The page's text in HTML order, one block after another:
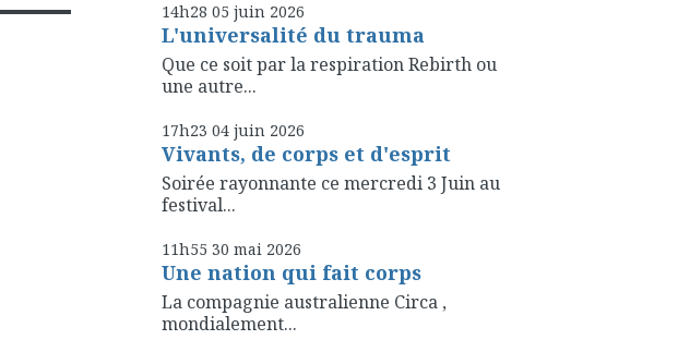
14h28 05 juin 2026
L'universalité du trauma
Que ce soit par la respiration Rebirth ou
une autre...
17h23 04 juin 2026
Vivants, de corps et d'esprit
Soirée rayonnante ce mercredi 3 Juin au
festival...
11h55 30 mai 2026
Une nation qui fait corps
La compagnie australienne Circa ,
mondialement...